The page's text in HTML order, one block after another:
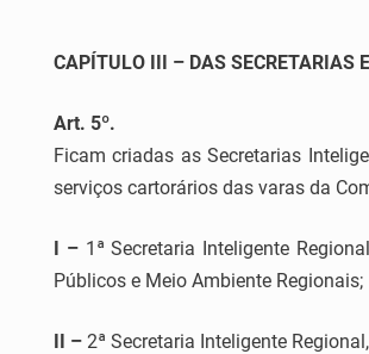
CAPÍTULO III – DAS SECRETARIAS
Art. 5º.
Ficam criadas as Secretarias
serviços cartorários das varas da
I –1ª Secretaria Inteligente
Públicos e Meio Ambiente Regionais;
II –2ª Secretaria Inteligente